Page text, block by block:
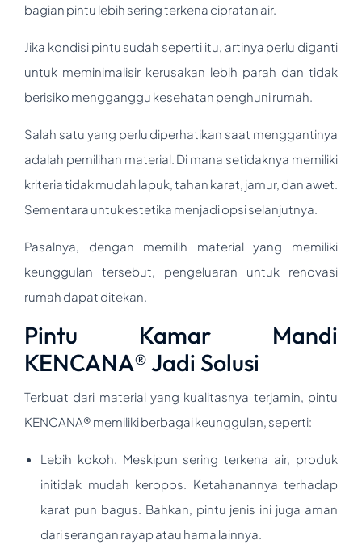
bagian pintu lebih sering terkena cipratan air.
Jika kondisi pintu sudah seperti itu, artinya perlu diganti
untuk meminimalisir kerusakan lebih parah dan tidak
berisiko mengganggu kesehatan penghuni rumah.
Salah satu yang perlu diperhatikan saat menggantinya
adalah pemilihan material. Di mana setidaknya memiliki
kriteria tidak mudah lapuk, tahan karat, jamur, dan awet.
Sementara untuk estetika menjadi opsi selanjutnya.
Pasalnya, dengan memilih material yang memiliki
keunggulan tersebut, pengeluaran untuk renovasi
rumah dapat ditekan.
Pintu Kamar Mandi
KENCANA® Jadi Solusi
Terbuat dari material yang kualitasnya terjamin, pintu
KENCANA® memiliki berbagai keunggulan, seperti:
Lebih kokoh. Meskipun sering terkena air, produk
initidak mudah keropos. Ketahanannya terhadap
karat pun bagus. Bahkan, pintu jenis ini juga aman
dari serangan rayap atau hama lainnya.